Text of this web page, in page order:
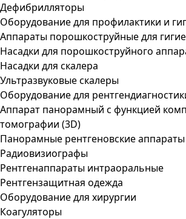
Дефибрилляторы
Оборудование для профилактики и
Аппараты порошкоструйные для
Насадки для порошкоструйного
Насадки для скалера
Ультразвуковые скалеры
Оборудование для
Аппарат панорамный с функцией
томографии (3D)
Панорамные рентгеновские аппараты
Радиовизиографы
Рентгенаппараты интраоральные
Рентгензащитная одежда
Оборудование для хирургии
Коагуляторы